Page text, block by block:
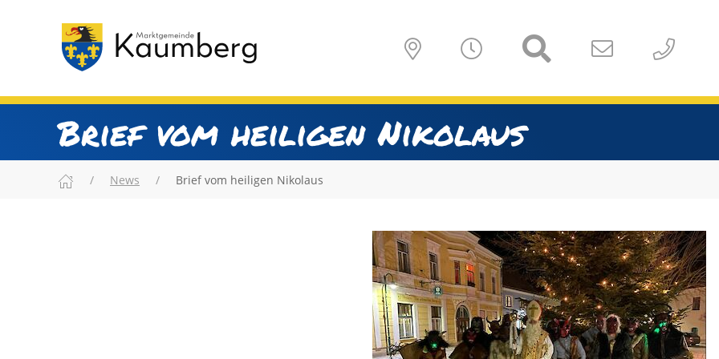
Brief vom heiligen Nikolaus
News Brief vom heiligen Nikolaus